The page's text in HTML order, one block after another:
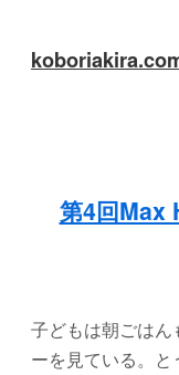
第4回Max
子どもは朝ごは
ーを見ている。と